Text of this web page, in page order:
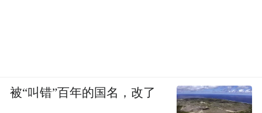
被“叫错”百年的国名，改了